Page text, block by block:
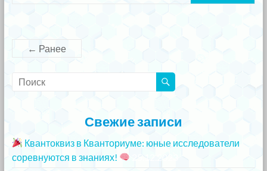
← Ранее
Свежие записи
Квантоквиз в Кванториуме: юные исследователи
соревнуются в знаниях!